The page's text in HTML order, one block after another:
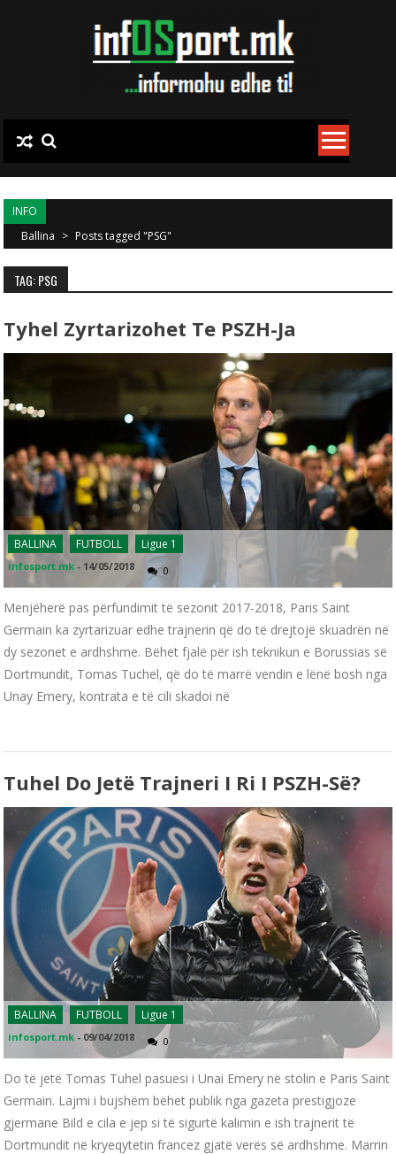
INFO
Ballina > Posts tagged "PSG"
TAG: PSG
Tyhel Zyrtarizohet Te PSZH-Ja
BALLINA FUTBOLL Ligue 1
infosport.mk - 14/05/2018 0
Menjëherë pas përfundimit të sezonit 2017-2018, Paris Saint
Germain ka zyrtarizuar edhe trajnerin që do të drejtojë skuadrën në
dy sezonet e ardhshme. Bëhet fjalë për ish teknikun e Borussias së
Dortmundit, Tomas Tuchel, që do të marrë vendin e lënë bosh nga
Unay Emery, kontrata e të cili skadoi në
Tuhel Do Jetë Trajneri I Ri I PSZH-Së?
BALLINA FUTBOLL Ligue 1
infosport.mk - 09/04/2018 0
Do të jetë Tomas Tuhel pasuesi i Unai Emery në stolin e Paris Saint
Germain. Lajmi i bujshëm bëhet publik nga gazeta prestigjoze
gjermane Bild e cila e jep si të sigurtë kalimin e ish trajnerit të
Dortmundit në kryeqytetin francez gjatë verës së ardhshme. Marrin